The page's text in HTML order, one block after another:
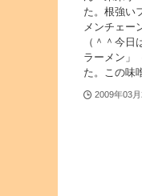
た。根強い
メンチェー
（＾＾今
ラーメン」
た。この味
2009年03